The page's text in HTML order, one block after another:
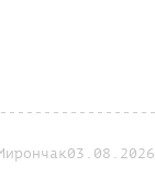
03.08.2026